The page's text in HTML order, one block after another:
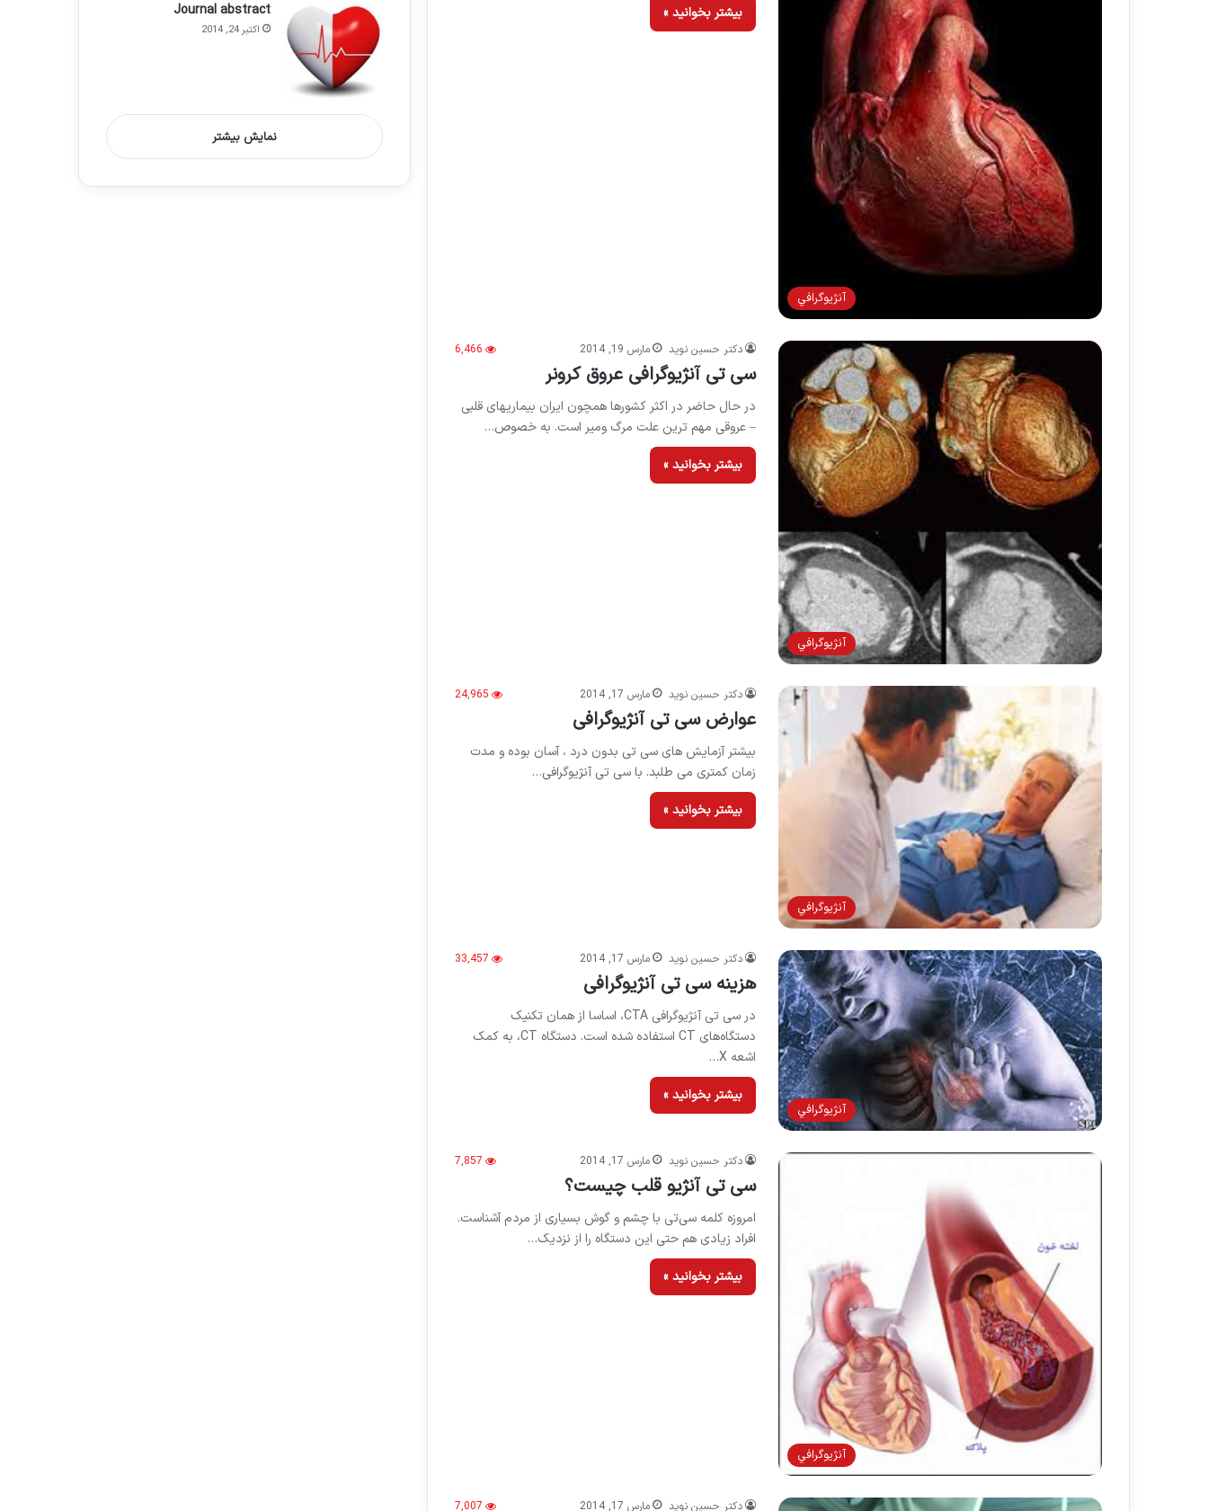
آنژيوگرافي
بیشتر بخوانید »
آنژيوگرافي
دکتر حسین نوید مارس 19, 2014 6,466
سی تی آنژیوگرافی عروق کرونر
در حال حاضر در اكثر كشورها همچون ایران بیماریهای قلبی
– عروقی مهم ترین علت مرگ ومیر است. به خصوص…
بیشتر بخوانید »
آنژيوگرافي
دکتر حسین نوید مارس 17, 2014 24,965
عوارض سی تی آنژیوگرافی
بیشتر آزمایش های سی تی بدون درد ، آسان بوده و مدت
زمان کمتری می طلبد. با سی تی آنژیوگرافی…
بیشتر بخوانید »
آنژيوگرافي
دکتر حسین نوید مارس 17, 2014 33,457
هزینه سی تی آنژیوگرافی
در سی تی آنژیوگرافی CTA، اساسا از همان تکنیک
دستگاه‌های CT استفاده شده است. دستگاه CT، به کمک
اشعه X…
بیشتر بخوانید »
آنژيوگرافي
دکتر حسین نوید مارس 17, 2014 7,857
سی تی آنژیو قلب چیست؟
امروزه کلمه سی‌تی با چشم و گوش بسیاری از مردم آشناست.
افراد زیادی هم حتی این دستگاه را از نزدیک…
بیشتر بخوانید »
دکتر حسین نوید مارس 17, 2014 7,007
Journal abstract
اکتبر 24, 2014
نمایش بیشتر